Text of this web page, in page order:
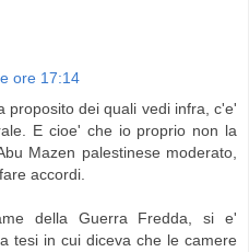
ore 17:14
proposito dei quali vedi infra, c'e'
E cioe' che io proprio non la
Mazen palestinese moderato,
accordi.
della Guerra Fredda, si e'
tesi in cui diceva che le camere